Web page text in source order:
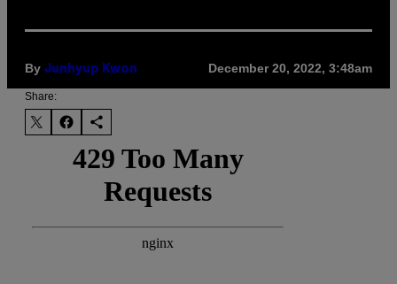
By Junhyup Kwon December 20, 2022, 3:48am
Share: